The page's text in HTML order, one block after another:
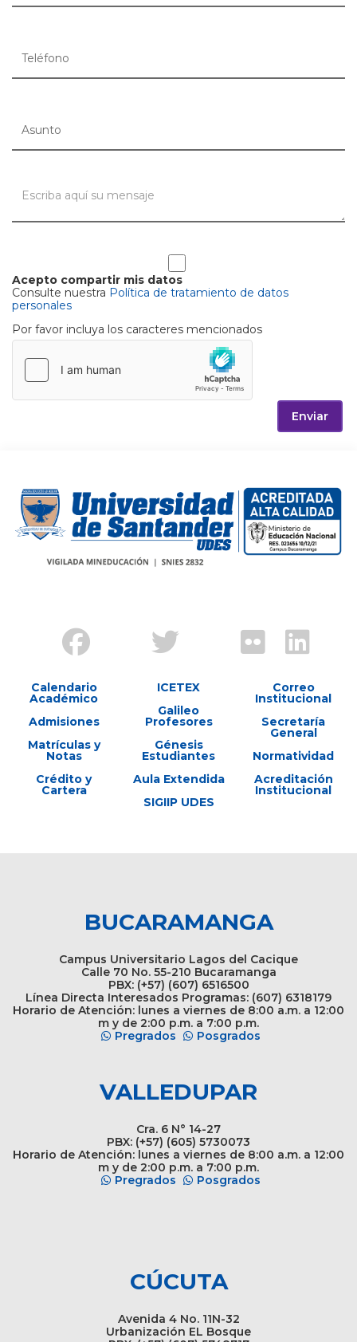
Acepto compartir mis datos
Consulte nuestra Política de tratamiento de datos
personales
Por favor incluya los caracteres mencionados
Enviar
Calendario
Académico
Admisiones
Matrículas y
Notas
Crédito y
Cartera
ICETEX
Galileo
Profesores
Génesis
Estudiantes
Aula Extendida
SIGIIP UDES
Correo
Institucional
Secretaría
General
Normatividad
Acreditación
Institucional
BUCARAMANGA
Campus Universitario Lagos del Cacique
Calle 70 No. 55-210 Bucaramanga
PBX: (+57) (607) 6516500
Línea Directa Interesados Programas: (607) 6318179
Horario de Atención: lunes a viernes de 8:00 a.m. a 12:00
m y de 2:00 p.m. a 7:00 p.m.
Pregrados
Posgrados
VALLEDUPAR
Cra. 6 N° 14-27
PBX: (+57) (605) 5730073
Horario de Atención: lunes a viernes de 8:00 a.m. a 12:00
m y de 2:00 p.m. a 7:00 p.m.
Pregrados
Posgrados
CÚCUTA
Avenida 4 No. 11N-32
Urbanización EL Bosque